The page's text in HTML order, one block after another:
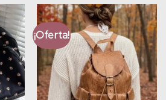
¡Oferta!